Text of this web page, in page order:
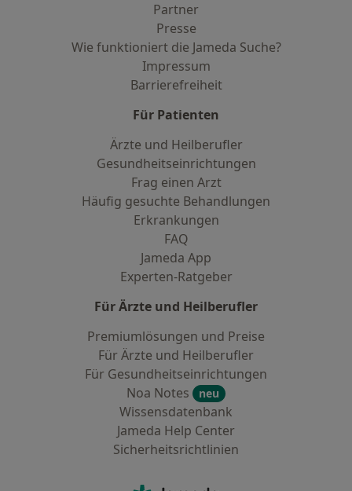
Partner
Presse
Wie funktioniert die Jameda Suche?
Impressum
Barrierefreiheit
Für Patienten
Ärzte und Heilberufler
Gesundheitseinrichtungen
Frag einen Arzt
Häufig gesuchte Behandlungen
Erkrankungen
FAQ
Jameda App
Experten-Ratgeber
Für Ärzte und Heilberufler
Premiumlösungen und Preise
Für Ärzte und Heilberufler
Für Gesundheitseinrichtungen
Noa Notes
neu
Wissensdatenbank
Jameda Help Center
Sicherheitsrichtlinien